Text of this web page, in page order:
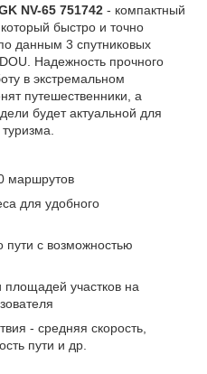
NV-65 751742 - компактный
быстро и точно
данным 3 спутниковых
Надежность прочного
в экстремальном
путешественники, а
будет актуальной для
маршрутов
для удобного
пути с возможностью
участков на
- средняя скорость,
пути и др.